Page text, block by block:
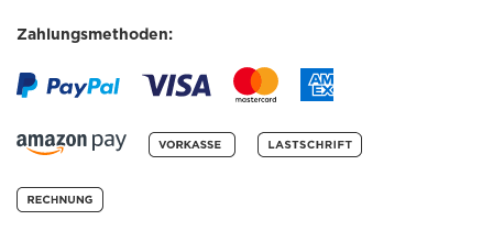
Zahlungsmethoden: